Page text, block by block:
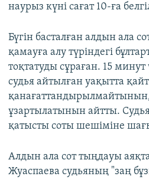
наурыз күні сағат 10-ға
Бүгін басталған алдын ала
қамауға алу түріндегі
тоқтатуды сұраған. 15
судья айтылған уақытта
қанағаттандырылмайтынын,
ұзартылатынын айтты.
қатысты соты шешіміне
Алдын ала сот тыңдауы
Жуаспаева судьяның "заң